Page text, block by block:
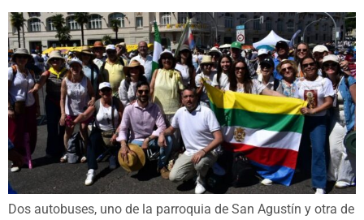
Dos autobuses, uno de la parroquia de San Agustín y otra de